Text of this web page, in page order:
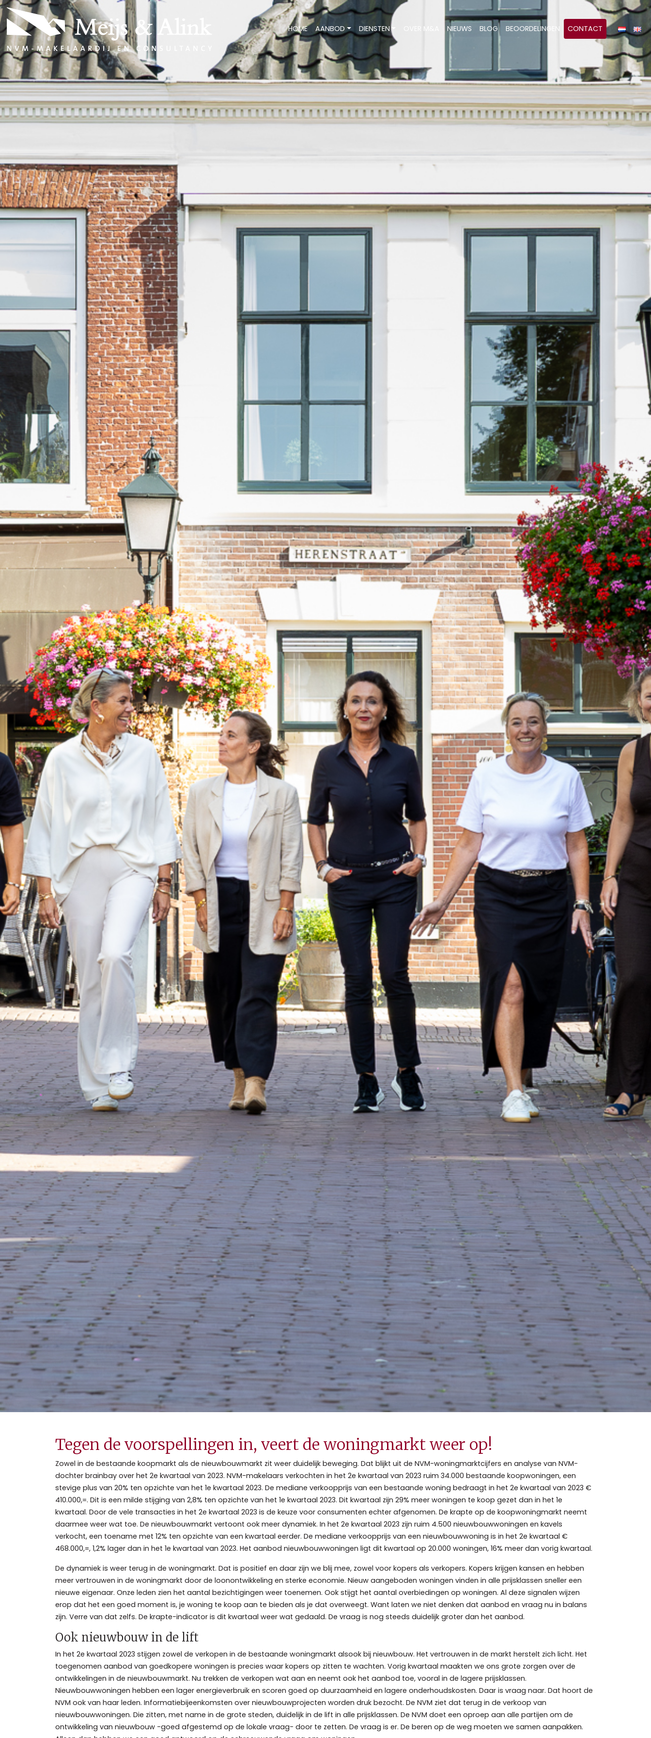
HOME AANBOD DIENSTEN OVER M&A NIEUWS BLOG BEOORDELINGEN CONTACT
Tegen de voorspellingen in, veert de woningmarkt weer op!
Zowel in de bestaande koopmarkt als de nieuwbouwmarkt zit weer duidelijk beweging. Dat blijkt uit de NVM-woningmarktcijfers en analyse van NVM-
dochter brainbay over het 2e kwartaal van 2023. NVM-makelaars verkochten in het 2e kwartaal van 2023 ruim 34.000 bestaande koopwoningen, een
stevige plus van 20% ten opzichte van het 1e kwartaal 2023. De mediane verkoopprijs van een bestaande woning bedraagt in het 2e kwartaal van 2023 €
410.000,=. Dit is een milde stijging van 2,8% ten opzichte van het 1e kwartaal 2023. Dit kwartaal zijn 29% meer woningen te koop gezet dan in het 1e
kwartaal. Door de vele transacties in het 2e kwartaal 2023 is de keuze voor consumenten echter afgenomen. De krapte op de koopwoningmarkt neemt
daarmee weer wat toe. De nieuwbouwmarkt vertoont ook meer dynamiek. In het 2e kwartaal 2023 zijn ruim 4.500 nieuwbouwwoningen en kavels
verkocht, een toename met 12% ten opzichte van een kwartaal eerder. De mediane verkoopprijs van een nieuwbouwwoning is in het 2e kwartaal €
468.000,=, 1,2% lager dan in het 1e kwartaal van 2023. Het aanbod nieuwbouwwoningen ligt dit kwartaal op 20.000 woningen, 16% meer dan vorig kwartaal.
De dynamiek is weer terug in de woningmarkt. Dat is positief en daar zijn we blij mee, zowel voor kopers als verkopers. Kopers krijgen kansen en hebben
meer vertrouwen in de woningmarkt door de loonontwikkeling en sterke economie. Nieuw aangeboden woningen vinden in alle prijsklassen sneller een
nieuwe eigenaar. Onze leden zien het aantal bezichtigingen weer toenemen. Ook stijgt het aantal overbiedingen op woningen. Al deze signalen wijzen
erop dat het een goed moment is, je woning te koop aan te bieden als je dat overweegt. Want laten we niet denken dat aanbod en vraag nu in balans
zijn. Verre van dat zelfs. De krapte-indicator is dit kwartaal weer wat gedaald. De vraag is nog steeds duidelijk groter dan het aanbod.
Ook nieuwbouw in de lift
In het 2e kwartaal 2023 stijgen zowel de verkopen in de bestaande woningmarkt alsook bij nieuwbouw. Het vertrouwen in de markt herstelt zich licht. Het
toegenomen aanbod van goedkopere woningen is precies waar kopers op zitten te wachten. Vorig kwartaal maakten we ons grote zorgen over de
ontwikkelingen in de nieuwbouwmarkt. Nu trekken de verkopen wat aan en neemt ook het aanbod toe, vooral in de lagere prijsklassen.
Nieuwbouwwoningen hebben een lager energieverbruik en scoren goed op duurzaamheid en lagere onderhoudskosten. Daar is vraag naar. Dat hoort de
NVM ook van haar leden. Informatiebijeenkomsten over nieuwbouwprojecten worden druk bezocht. De NVM ziet dat terug in de verkoop van
nieuwbouwwoningen. Die zitten, met name in de grote steden, duidelijk in de lift in alle prijsklassen. De NVM doet een oproep aan alle partijen om de
ontwikkeling van nieuwbouw -goed afgestemd op de lokale vraag- door te zetten. De vraag is er. De beren op de weg moeten we samen aanpakken.